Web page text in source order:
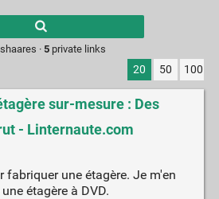
results.
· 5private links
20 50 100
sur-mesure : Des
- Linternaute.com
fabriquer une étagère. Je m'en
étagère à DVD.